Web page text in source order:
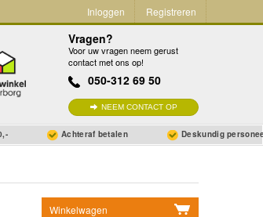
Inloggen Registreren
Vragen?
Voor uw vragen neem gerust
contact met ons op!
050-312 69 50
NEEM CONTACT OP
Achteraf betalen Deskundig
Winkelwagen